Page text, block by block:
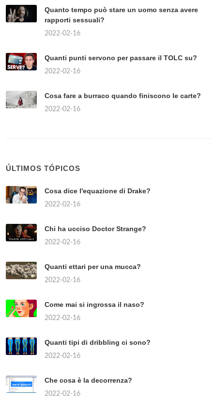
Quanto tempo può stare un uomo senza avere
rapporti sessuali?
2022-02-16
Quanti punti servono per passare il TOLC su?
2022-02-16
Cosa fare a burraco quando finiscono le carte?
2022-02-16
ÚLTIMOS TÓPICOS
Cosa dice l'equazione di Drake?
2022-02-16
Chi ha ucciso Doctor Strange?
2022-02-16
Quanti ettari per una mucca?
2022-02-16
Come mai si ingrossa il naso?
2022-02-16
Quanti tipi di dribbling ci sono?
2022-02-16
Che cosa è la decorrenza?
2022-02-16